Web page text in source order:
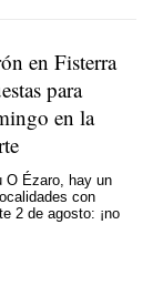
en Fisterra
para
en la
O Ézaro, hay un
con
2 de agosto: ¡no